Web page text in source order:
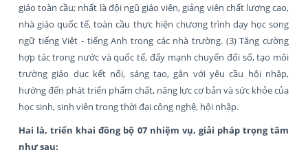
giáo toàn cầu; nhất là đội ngũ giáo viên, giảng viên chất lượng cao,
nhà giáo quốc tế, toàn cầu thực hiện chương trình dạy học song
ngữ tiếng Việt - tiếng Anh trong các nhà trường. (3) Tăng cường
hợp tác trong nước và quốc tế, đẩy mạnh chuyển đổi số, tạo môi
trường giáo dục kết nối, sáng tạo, gắn với yêu cầu hội nhập,
hướng đến phát triển phẩm chất, năng lực cơ bản và sức khỏe của
học sinh, sinh viên trong thời đại công nghệ, hội nhập.
Hai là, triển khai đồng bộ 07 nhiệm vụ, giải pháp trọng tâm
như sau: